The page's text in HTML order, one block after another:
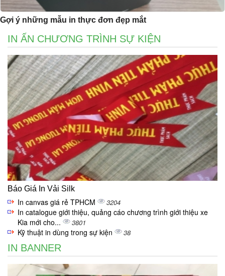
Gợi ý những mẫu in thực đơn đẹp mắt
IN ẤN CHƯƠNG TRÌNH SỰ KIỆN
Báo Giá In Vải Silk
In canvas giá rẻ TPHCM 3204
In catalogue giới thiệu, quảng cáo chương trình giới thiệu xe
Kia mới cho...
3801
Kỹ thuật in dùng trong sự kiện 38
IN BANNER